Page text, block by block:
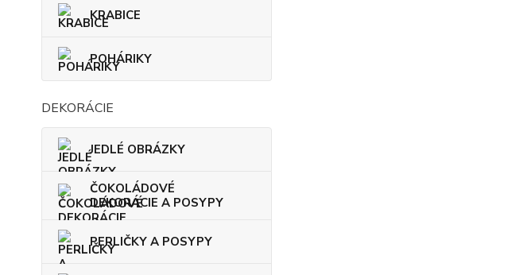
KRABICE
POHÁRIKY
DEKORÁCIE
JEDLÉ OBRÁZKY
ČOKOLÁDOVÉ
DEKORÁCIE A POSYPY
PERLIČKY A POSYPY